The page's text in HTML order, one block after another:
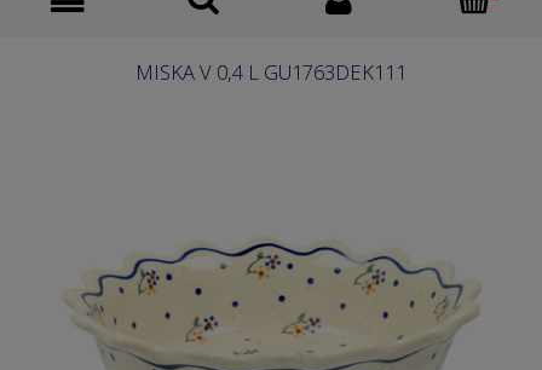
MISKA V 0,4 L GU1763DEK111